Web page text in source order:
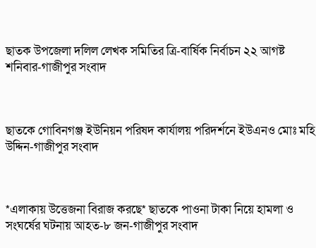
ছাতক উপজেলা দলিল লেখক সমিতির ত্রি-বার্ষিক নির্বাচন ২২ আগষ্ট
শনিবার-গাজীপুর সংবাদ
ছাতকে গোবিনগঞ্জ ইউনিয়ন পরিষদ কার্যালয় পরিদর্শনে ইউএনও মোঃ মহি
উদ্দিন-গাজীপুর সংবাদ
*এলাকায় উত্তেজনা বিরাজ করছে* ছাতকে পাওনা টাকা নিয়ে হামলা ও
সংঘর্ষের ঘটনায় আহত-৮ জন-গাজীপুর সংবাদ